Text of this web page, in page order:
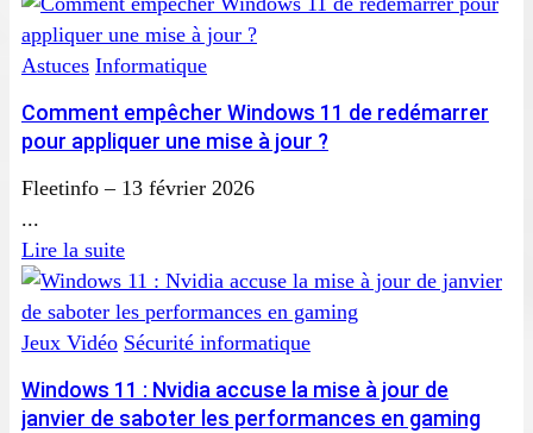
Astuces Informatique
Comment empêcher Windows 11 de redémarrer
pour appliquer une mise à jour ?
Fleetinfo – 13 février 2026
...
Lire la suite
Jeux Vidéo Sécurité informatique
Windows 11 : Nvidia accuse la mise à jour de
janvier de saboter les performances en gaming